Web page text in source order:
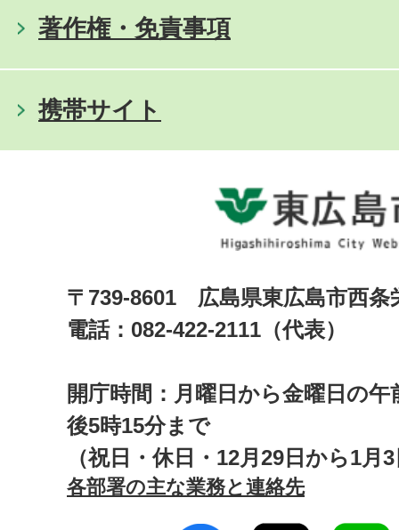
著作権・免責事項
携帯サイト
〒739-8601 広島県東広島市西
電話：082-422-2111（代表）
開庁時間：月曜日から金曜日の午
後5時15分まで
（祝日・休日・12月29日から1月
各部署の主な業務と連絡先